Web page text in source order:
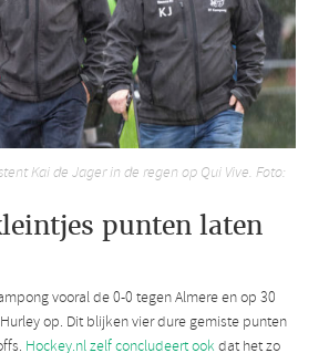
Kai de Jager in de regen op Qui Vive. Foto:
punten laten
vooral de 0-0 tegen Almere en op 30
op. Dit blijken vier dure gemiste punten
Hockey.nl zelf concludeert ook dat het zo